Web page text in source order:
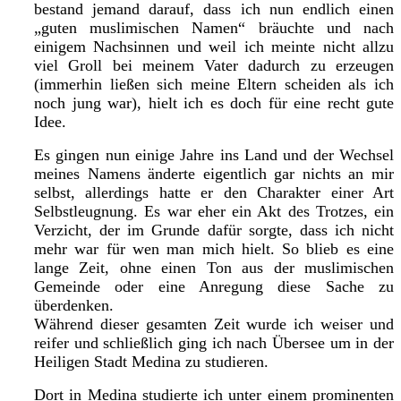
bestand jemand darauf, dass ich nun endlich einen
„guten muslimischen Namen“ bräuchte und nach
einigem Nachsinnen und weil ich meinte nicht allzu
viel Groll bei meinem Vater dadurch zu erzeugen
(immerhin ließen sich meine Eltern scheiden als ich
noch jung war), hielt ich es doch für eine recht gute
Idee.
Es gingen nun einige Jahre ins Land und der Wechsel
meines Namens änderte eigentlich gar nichts an mir
selbst, allerdings hatte er den Charakter einer Art
Selbstleugnung. Es war eher ein Akt des Trotzes, ein
Verzicht, der im Grunde dafür sorgte, dass ich nicht
mehr war für wen man mich hielt. So blieb es eine
lange Zeit, ohne einen Ton aus der muslimischen
Gemeinde oder eine Anregung diese Sache zu
überdenken.
Während dieser gesamten Zeit wurde ich weiser und
reifer und schließlich ging ich nach Übersee um in der
Heiligen Stadt Medina zu studieren.
Dort in Medina studierte ich unter einem prominenten